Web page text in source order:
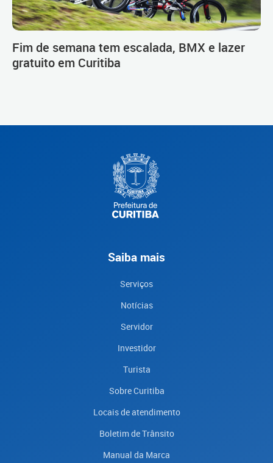
Fim de semana tem escalada, BMX e lazer
gratuito em Curitiba
Saiba mais
Serviços
Notícias
Servidor
Investidor
Turista
Sobre Curitiba
Locais de atendimento
Boletim de Trânsito
Manual da Marca